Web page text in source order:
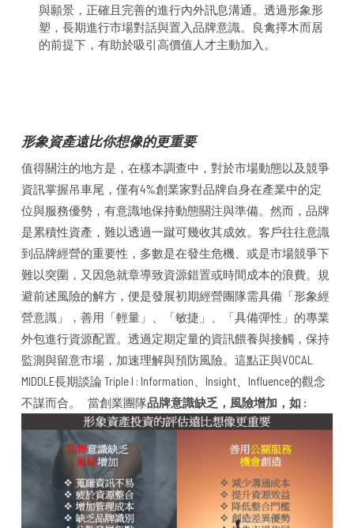
與願景，正確且完善的進行內外訊息溝通。透過形象形
塑，長期進行市場對話與置入品牌意識。良禽擇木而居
的前提下，有助於吸引高價值人才主動加入。
形象資產遠比你想像的更重要
值得關注的地方是，在樣本調查中，對於市場動態以及競爭
資訊掌握吊車尾，僅有4%創業家對品牌自身在產業中的定
位與服務優勢，有意識地保持動態關注與準備。然而，品牌
是累積性資產，難以透過一蹴可幾收其成效。客戶往往意識
到品牌經營的重要性，多數是在發生危機、或是市場競爭下
難以突圍，又因急就章導致資源錯置或時間成本的浪費。規
避前述風險的解方，便是發展初期經營團隊需具備「形象經
營意識」，善用「輕量」、「敏捷」、「具備彈性」的專業
外包進行資源配置。透過定期定量的資訊餵養與接觸，保持
監測與留意市場，加速理解與預防風險。這點正與VOCAL
MIDDLE長期談論 Triple I : Information、Insight、Influence的觀念
不謀而合。 當創業團隊品牌意識缺乏，風險增加，如 :